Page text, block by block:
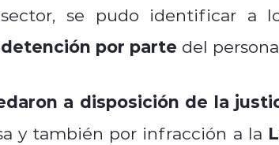
se pudo identificar a
detención por parte del
a disposición de la
y también por infracción a la